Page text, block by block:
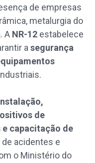
de empresas
metalurgia do
A NR-12 estabelece
asegurança
de
capacitação de
acidentes e
o Ministério do